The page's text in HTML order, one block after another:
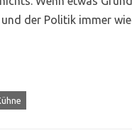
der Politik immer